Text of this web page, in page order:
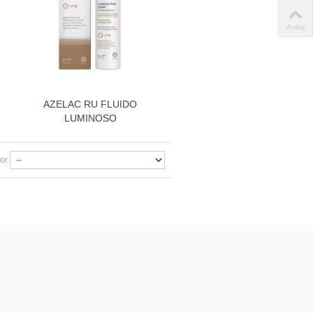
Más información
AZELAC RU FLUIDO
LUMINOSO
Arriba